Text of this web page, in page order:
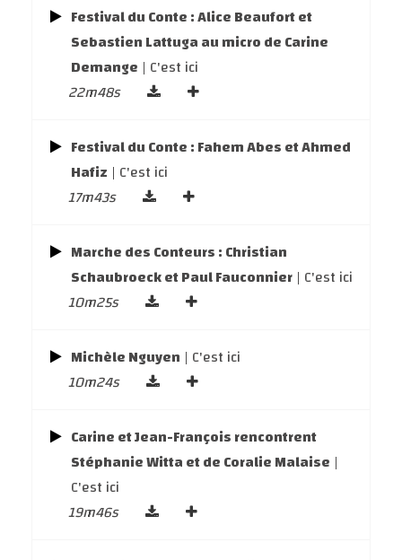
Festival du Conte : Alice Beaufort et
Sebastien Lattuga au micro de Carine
Demange | C'est ici
22m48s
Festival du Conte : Fahem Abes et Ahmed
Hafiz | C'est ici
17m43s
Marche des Conteurs : Christian
Schaubroeck et Paul Fauconnier | C'est ici
10m25s
Michèle Nguyen | C'est ici
10m24s
Carine et Jean-François rencontrent
Stéphanie Witta et de Coralie Malaise |
C'est ici
19m46s